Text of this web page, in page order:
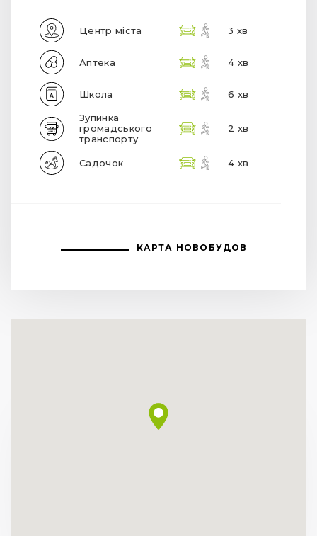
Центр міста 3 хв
Аптека 4 хв
Школа 6 хв
Зупинка
громадського
транспорту
2 хв
Садочок 4 хв
КАРТА НОВОБУДОВ